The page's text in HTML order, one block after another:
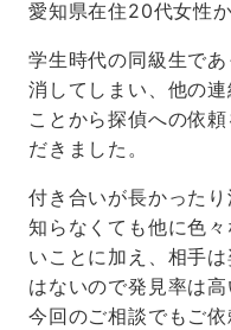
愛知県在住20代女性
学生時代の同級生で
消してしまい、他の
ことから探偵への依
だきました。
付き合いが長かった
知らなくても他に色
いことに加え、相手
はないので発見率は高
今回のご相談でもご